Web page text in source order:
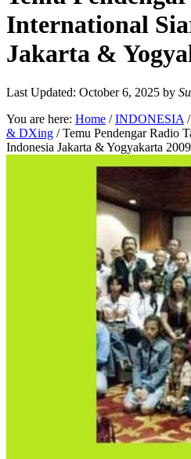
International
Jakarta &
Last Updated: October 6, 2025 by
You are here: Home / INDONESIA /
& DXing /Temu Pendengar Radio
Indonesia Jakarta & Yogyakarta 2009